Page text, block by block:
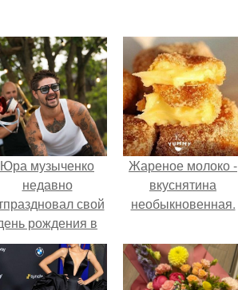
Юра музыченко
недавно
свой
рождения в
кругу самых
и родных
людей.
Жареное молоко -
вкуснятина
необыкновенная.